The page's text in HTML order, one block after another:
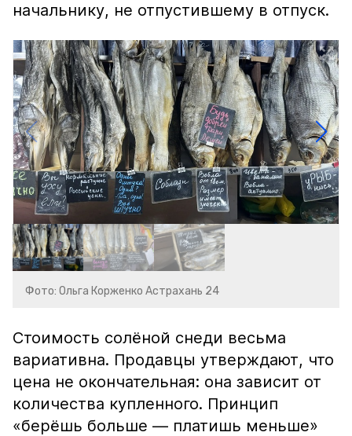
начальнику, не отпустившему в отпуск.
Фото: Ольга Корженко Астрахань 24
Стоимость солёной снеди весьма
вариативна. Продавцы утверждают, что
цена не окончательная: она зависит от
количества купленного. Принцип
«берёшь больше — платишь меньше»